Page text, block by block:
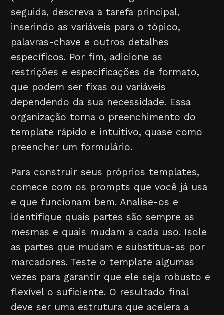
seguida, descreva a tarefa principal,
inserindo as variáveis para o tópico,
palavras-chave e outros detalhes
específicos. Por fim, adicione as
restrições e especificações de formato,
que podem ser fixas ou variáveis
dependendo da sua necessidade. Essa
organização torna o preenchimento do
template rápido e intuitivo, quase como
preencher um formulário.
Para construir seus próprios templates,
comece com os prompts que você já usa
e que funcionam bem. Analise-os e
identifique quais partes são sempre as
mesmas e quais mudam a cada uso. Isole
as partes que mudam e substitua-as por
marcadores. Teste o template algumas
vezes para garantir que ele seja robusto e
flexível o suficiente. O resultado final
deve ser uma estrutura que acelera a